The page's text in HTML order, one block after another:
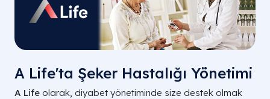
A Life'ta Şeker Hastalığı Yönetimi
A Life olarak, diyabet yönetiminde size destek olmak